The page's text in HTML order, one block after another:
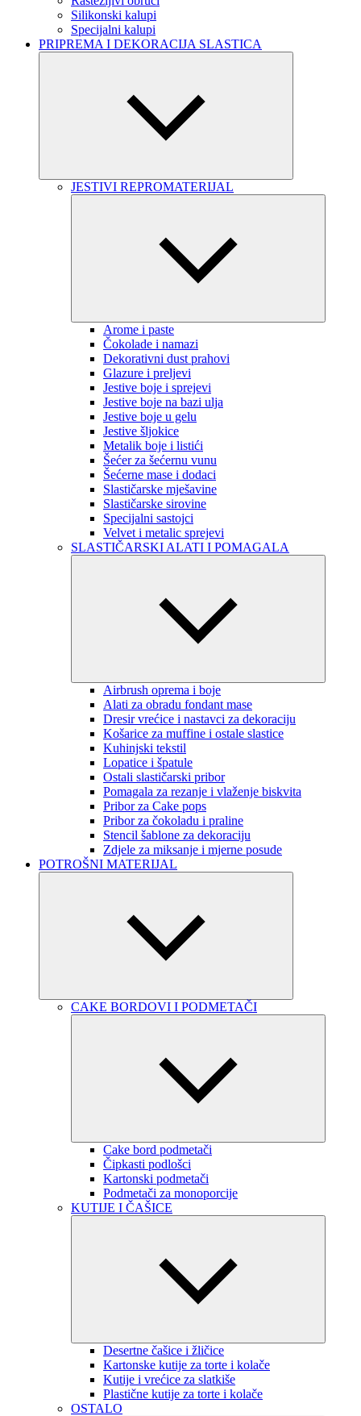
Silikonski kalupi
Specijalni kalupi
PRIPREMA I DEKORACIJA SLASTICA
JESTIVI REPROMATERIJAL
Arome i paste
Čokolade i namazi
Dekorativni dust prahovi
Glazure i preljevi
Jestive boje i sprejevi
Jestive boje na bazi ulja
Jestive boje u gelu
Jestive šljokice
Metalik boje i listići
Šećer za šećernu vunu
Šećerne mase i dodaci
Slastičarske mješavine
Slastičarske sirovine
Specijalni sastojci
Velvet i metalic sprejevi
SLASTIČARSKI ALATI I POMAGALA
Airbrush oprema i boje
Alati za obradu fondant mase
Dresir vrećice i nastavci za dekoraciju
Košarice za muffine i ostale slastice
Kuhinjski tekstil
Lopatice i špatule
Ostali slastičarski pribor
Pomagala za rezanje i vlaženje biskvita
Pribor za Cake pops
Pribor za čokoladu i praline
Stencil šablone za dekoraciju
Zdjele za miksanje i mjerne posude
POTROŠNI MATERIJAL
CAKE BORDOVI I PODMETAČI
Cake bord podmetači
Čipkasti podlošci
Kartonski podmetači
Podmetači za monoporcije
KUTIJE I ČAŠICE
Desertne čašice i žličice
Kartonske kutije za torte i kolače
Kutije i vrećice za slatkiše
Plastične kutije za torte i kolače
OSTALO